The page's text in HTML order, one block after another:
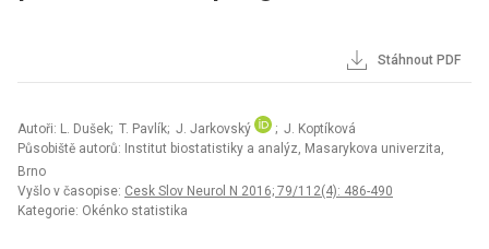
Stáhnout PDF
Autoři: L. Dušek; T. Pavlík; J. Jarkovský
; J. Koptíková
Působiště autorů: Institut biostatistiky a analýz, Masarykova univerzita,
Brno
Vyšlo v časopise: Cesk Slov Neurol N 2016; 79/112(4): 486-490
Kategorie: Okénko statistika